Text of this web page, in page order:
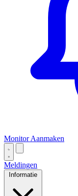
Monitor Aanmaken
Meldingen
Informatie